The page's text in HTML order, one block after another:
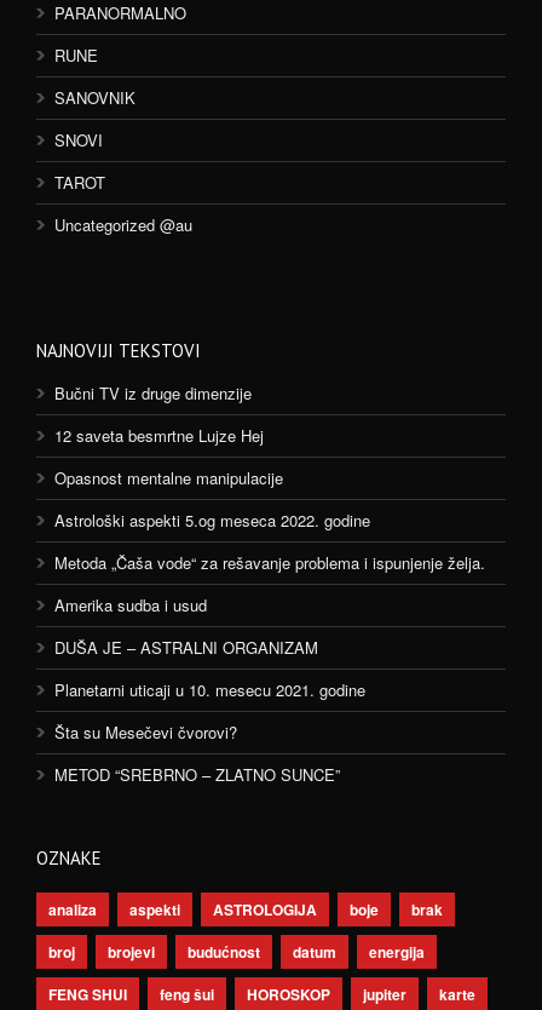
PARANORMALNO
RUNE
SANOVNIK
SNOVI
TAROT
Uncategorized @au
NAJNOVIJI TEKSTOVI
Bučni TV iz druge dimenzije
12 saveta besmrtne Lujze Hej
Opasnost mentalne manipulacije
Astrološki aspekti 5.og meseca 2022. godine
Metoda „Čaša vode“ za rešavanje problema i ispunjenje želja.
Amerika sudba i usud
DUŠA JE – ASTRALNI ORGANIZAM
Planetarni uticaji u 10. mesecu 2021. godine
Šta su Mesečevi čvorovi?
METOD “SREBRNO – ZLATNO SUNCE”
OZNAKE
analiza aspekti ASTROLOGIJA boje
brak
broj
brojevi budućnost datum
energija
FENG SHUI
feng šui HOROSKOP jupiter karte